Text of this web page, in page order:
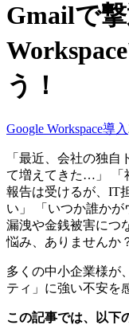
Gmailで
う！
Google Workspace導入
「最近、会社の独自
て増えてきた…」 「
報告は受けるが、IT
い」 「いつか誰か
漏洩や金銭被害につ
悩み、ありませんか
多くの中小企業様が
ティ」に強い不安を
この記事では、以下